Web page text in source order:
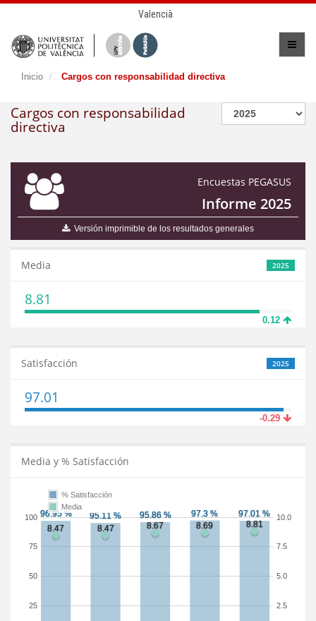
Valencià
Inicio Cargos con responsabilidad directiva
Cargos con responsabilidad
directiva
Encuestas PEGASUS
Informe 2025
Versión imprimible de los resultados generales
2025
Media
8.81
0.12
2025
Satisfacción
97.01
-0.29
Media y % Satisfacción
25
50
75
100
2.5
5.0
7.5
10.0
% Satisfacción
Media